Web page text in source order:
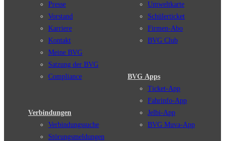
Presse
Vorstand
Karriere
Kontakt
Meine BVG
Satzung der BVG
Compliance
Verbindungen
Verbindungssuche
Störungsmeldungen
Umweltkarte
Schülerticket
Firmen-Abo
BVG Club
BVG Apps
Ticket-App
Fahrinfo-App
Jelbi-App
BVG Muva-App